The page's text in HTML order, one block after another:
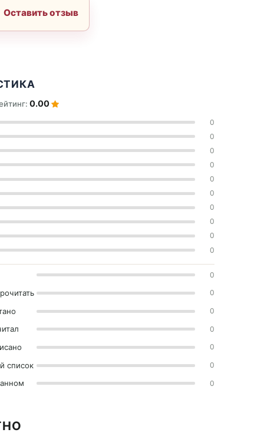
Оставить отзыв
0.00
0
0
0
0
0
0
0
0
0
0
0
0
0
0
0
список 0
0